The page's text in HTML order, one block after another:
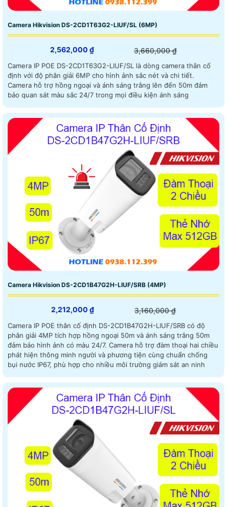
Camera Hikvision DS-2CD1T63G2-LIUF/SL (6MP)
2,562,000 ₫ 3,660,000 ₫
Camera IP POE DS-2CD1T63G2-LIUF/SL là dòng camera thân cố
định với độ phân giải 6MP cho hình ảnh sắc nét và chi tiết.
Camera hỗ trợ hồng ngoại và ánh sáng trắng lên đến 50m đảm
bảo quan sát màu sắc 24/7 trong mọi điều kiện ánh sáng
Camera Hikvision DS-2CD1B47G2H-LIUF/SRB (4MP)
2,212,000 ₫ 3,160,000 ₫
Camera IP POE thân cố định DS-2CD1B47G2H-LIUF/SRB có độ
phân giải 4MP tích hợp hồng ngoại 50m và ánh sáng trắng 50m
đảm bảo hình ảnh có màu 24/7. Camera hỗ trợ đàm thoại hai chiều
phát hiện thông minh người và phương tiện cùng chuẩn chống
bụi nước IP67, phù hợp cho nhiều môi trường giám sát an ninh